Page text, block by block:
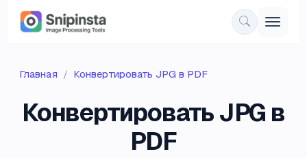
Главная Конвертировать JPG в PDF
Конвертировать JPG в
PDF